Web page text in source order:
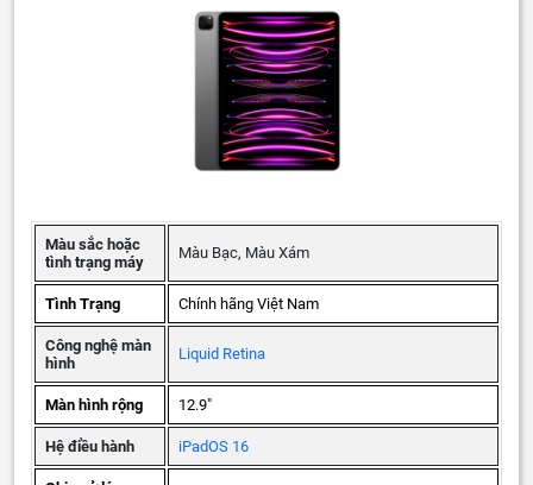
Màu sắc hoặc
tình trạng máy
Màu Bạc, Màu Xám
Tình Trạng Chính hãng Việt Nam
Công nghệ màn
hình
Liquid Retina
Màn hình rộng 12.9"
Hệ điều hành iPadOS 16